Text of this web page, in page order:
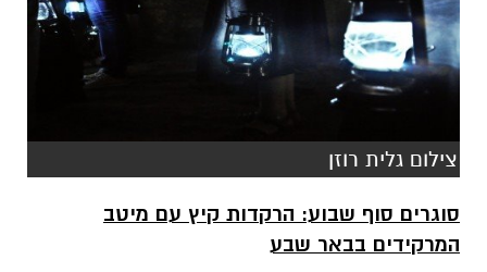
צילום גלית רוזן
סוגרים סוף שבוע: הרקדות קיץ עם מיטב
המרקידים בבאר שבע